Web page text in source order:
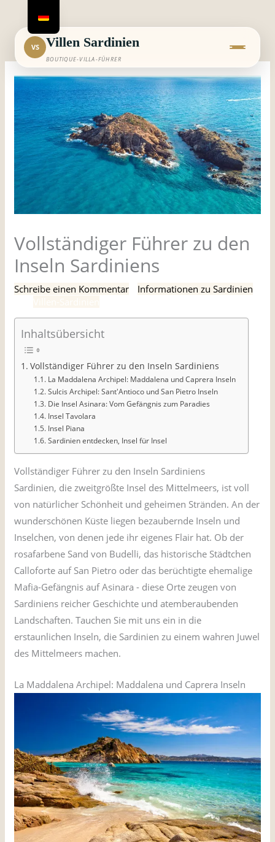
springen
VS Villen Sardinien
BOUTIQUE-VILLA-FÜHRER
Vollständiger Führer zu den
Inseln Sardiniens
Schreibe einen Kommentar Informationen zu Sardinien
Inhaltsübersicht
Vollständiger Führer zu den Inseln Sardiniens
La Maddalena Archipel: Maddalena und Caprera Inseln
Sulcis Archipel: Sant'Antioco und San Pietro Inseln
Die Insel Asinara: Vom Gefängnis zum Paradies
Insel Tavolara
Insel Piana
Sardinien entdecken, Insel für Insel
Vollständiger Führer zu den Inseln Sardiniens
Sardinien, die zweitgrößte Insel des Mittelmeers, ist voll
von natürlicher Schönheit und geheimen Stränden. An der
wunderschönen Küste liegen bezaubernde Inseln und
Inselchen, von denen jede ihr eigenes Flair hat. Ob der
rosafarbene Sand von Budelli, das historische Städtchen
Calloforte auf San Pietro oder das berüchtigte ehemalige
Mafia-Gefängnis auf Asinara - diese Orte zeugen von
Sardiniens reicher Geschichte und atemberaubenden
Landschaften. Tauchen Sie mit uns ein in die
erstaunlichen Inseln, die Sardinien zu einem wahren Juwel
des Mittelmeers machen.
La Maddalena Archipel: Maddalena und Caprera Inseln